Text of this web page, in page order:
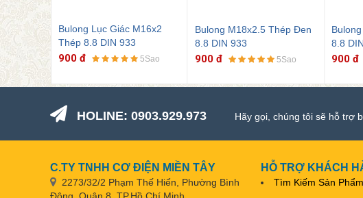
5Sao
Bulong M18x2.5 Thép Đen
8.8 DIN 933
900 đ 5Sao
Bulong M20x2.5 Thép Đen
8.8 DIN 933
900 đ 5Sao
8.8
900 đ
HOLINE: 0903.929.973 Hãy gọi, chúng tôi sẽ hỗ trợ
C.TY TNHH CƠ ĐIỆN MIỀN TÂY
2273/32/2 Phạm Thế Hiển, Phường Bình
Đông, Quận 8, TP.Hồ Chí Minh
HỖ TRỢ KHÁCH
Tìm Kiếm Sản Phẩm